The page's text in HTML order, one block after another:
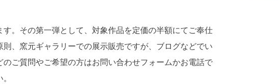
。その第一弾として、対象作品を定価の半額にてご奉仕
、窯元ギャラリーでの展示販売ですが、ブログなどでい
ご質問やご希望の方はお問い合わせフォームかお電話で